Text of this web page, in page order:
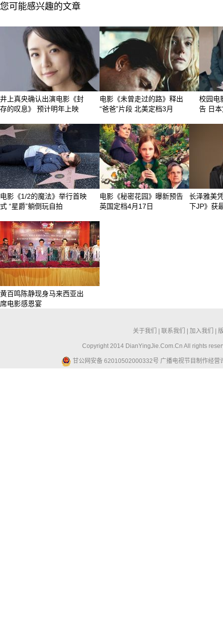
您可能感兴趣的文章
井上真央确认出演电影《封
存的叹息》 预计明年上映
电影《未曾走过的路》释出
“爸爸”片段 北美定档3月
校园电
告 日
电影《1/2的魔法》举行首映
式 “星爵”躺倒玩自拍
电影《秘密花园》曝新预告
英国定档4月17日
长泽雅美
下JP》获
黄百鸣陈静现身马来西亚出
席电影感恩宴
关于我们 联系我们 加入我们
Copyright 2014 DianYingJie.Com.Cn All rights
甘公网安备 62010502000332号 广播电视节目制作经